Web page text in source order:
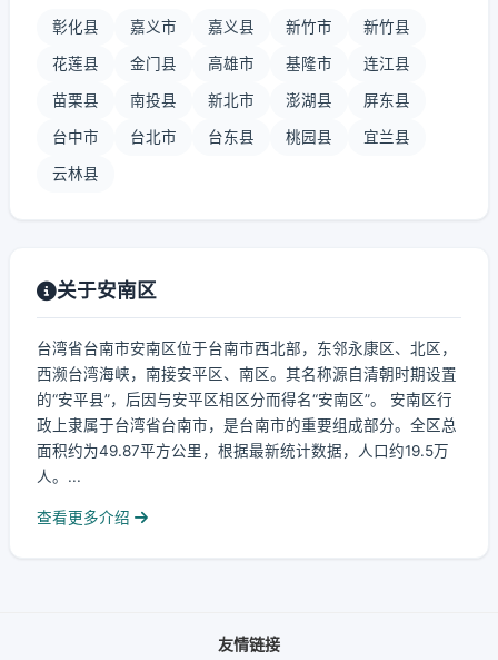
彰化县 嘉义市 嘉义县 新竹市 新竹县
花莲县 金门县 高雄市 基隆市 连江县
苗栗县 南投县 新北市 澎湖县 屏东县
台中市 台北市 台东县 桃园县 宜兰县
云林县
关于安南区
台湾省台南市安南区位于台南市西北部，东邻永康区、北区，
西濒台湾海峡，南接安平区、南区。其名称源自清朝时期设置
的“安平县”，后因与安平区相区分而得名“安南区”。 安南区行
政上隶属于台湾省台南市，是台南市的重要组成部分。全区总
面积约为49.87平方公里，根据最新统计数据，人口约19.5万
人。...
查看更多介绍
友情链接